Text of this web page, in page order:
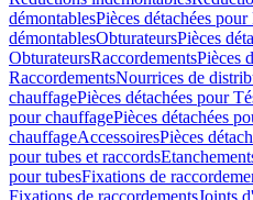
démontablesPièces détachées
démontablesObturateursPièces
ObturateursRaccordementsPièces
RaccordementsNourrices de
chauffagePièces détachées pour
pour chauffagePièces détachées
chauffageAccessoiresPièces
pour tubes et raccords
pour tubesFixations de
Fixations de raccordementsJoints